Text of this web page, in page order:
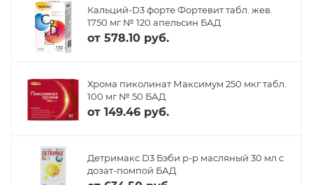
Кальций-D3 форте Фортевит табл. жев.
1750 мг № 120 апельсин БАД
от 578.10 руб.
Хрома пиколинат Максимум 250 мкг табл.
100 мг № 50 БАД
от 149.46 руб.
Детримакс D3 Бэби р-р масляный 30 мл с
дозат-помпой БАД